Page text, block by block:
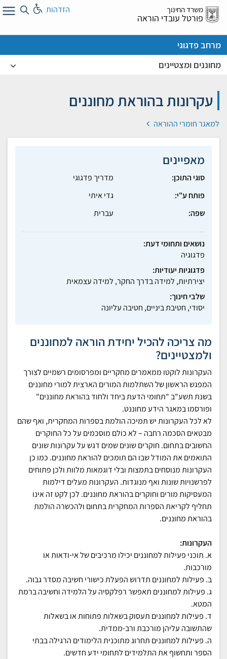
דלג
אל
משרד החינוך
פורטל עובדי הוראה
הזדהות
מרחב פדגוגי
מחוננים ומצטיינים
עקרונות בהוראת מחוננים
למאגר חומרי ההוראה
מאפיינים
נושאים ותחומי דעת:
פדגוגיה
פדגוגיות יעודיות:
יצירתיות, למידה בדרך החקר, למידה עצמאית
שלבי חינוך:
יסודי, חטיבת ביניים, חטיבה עליונה
סוגי התוכן:
מדריך פדגוגי
פותח ע"י:
גדי איתי
שפה:
עברית
מה צריכה להכיל יחידת הוראה למחוננים
ולמצטיינים?
העקרונות לוקטו ממאמרים מחקריים ומפרסומים רשמיים לצורך
המפגש הראשון של השתלמות המורים הארצית למורי מחוננים
בשנת תשע"ב "תחומי הדעת ביחד ולחוד בהוראת מחוננים"
ופורסמו במאגר הידע מחוננט.
לא לכל העקרונות יש תמיכה הולמת בספרות המחקרית, ואף שהם
מבטאים הסכמה רחבה – לא כולם מוסכמים על כל החוקרים
החשובים בתחום. חוקרים שונים שמים דגש על עקרונות שונים
התואמים את המודל שבו הם תומכים להוראת מחוננים. כמו כן
העקרונות מנוסחים בתמצות ובלי דוגמאות מלוות ולכן פתוחים
לפרשנויות שונות ואף מנוגדות. העקרונות מעלים דילמות
המעסיקות מורים וחוקרים בהוראת מחוננים. לכן לקט זה אינו
תחליף לקריאת הספרות המחקרית בתחום ולהכשרה הולמת
בהוראת מחוננים.
העקרונות:
א. תוכני פעילות למחוננים יכילו מרכיבים של אי-ודאות או
מורכבות.
ב. פעילות למחוננים תדרוש הפעלת כישורי חשיבה מסדר גבוה.
ג. פעילות למחוננים תאפשר רפלקסיה על הלמידה וחשיבה ברמת
המטא.
ד. פעילות למחוננים תעסוק בשאלות פתוחות או בשאלות
שהתשובה עליהן מורכבת ורב‐ממדית.
ה. פעילות למחוננים תחרוג מתוכנית הלימודים הרגילה בבתי
הספר ותחשוף את התלמידים לתחומי ידע חדשים.